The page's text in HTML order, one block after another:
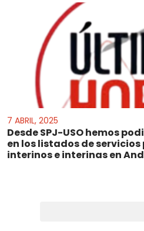
7 ABRIL, 2025
Desde SPJ-USO hemos
en los listados de
interinos e interinas en